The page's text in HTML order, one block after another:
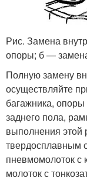
Рис. Замена
опоры; б —
Полную замену
осуществляйте
багажника,
заднего пола,
выполнения этой
твердосплавным
пневмомолоток с
молоток с